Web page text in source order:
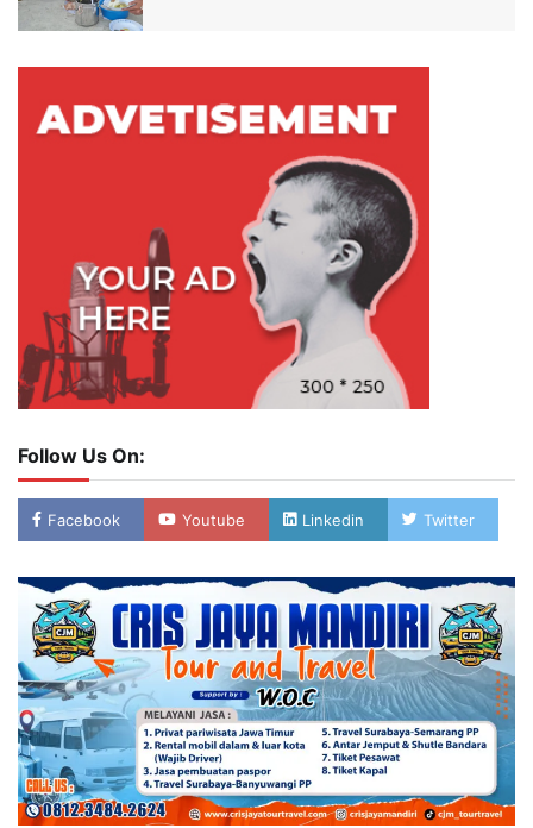
Follow Us On:
Facebook Youtube Linkedin Twitter